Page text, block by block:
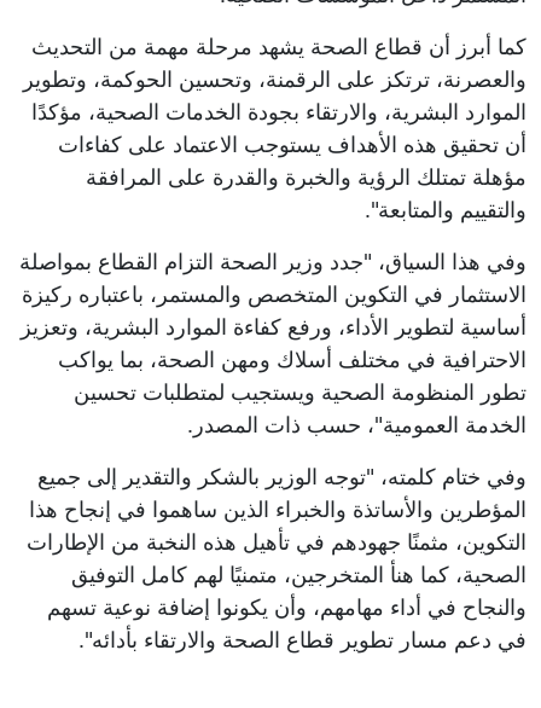
كما أبرز أن قطاع الصحة يشهد مرحلة مهمة من التحديث
والعصرنة، ترتكز على الرقمنة، وتحسين الحوكمة، وتطوير
الموارد البشرية، والارتقاء بجودة الخدمات الصحية، مؤكدًا
أن تحقيق هذه الأهداف يستوجب الاعتماد على كفاءات
مؤهلة تمتلك الرؤية والخبرة والقدرة على المرافقة
والتقييم والمتابعة".
وفي هذا السياق، "جدد وزير الصحة التزام القطاع بمواصلة
الاستثمار في التكوين المتخصص والمستمر، باعتباره ركيزة
أساسية لتطوير الأداء، ورفع كفاءة الموارد البشرية، وتعزيز
الاحترافية في مختلف أسلاك ومهن الصحة، بما يواكب
تطور المنظومة الصحية ويستجيب لمتطلبات تحسين
الخدمة العمومية"، حسب ذات المصدر.
وفي ختام كلمته، "توجه الوزير بالشكر والتقدير إلى جميع
المؤطرين والأساتذة والخبراء الذين ساهموا في إنجاح هذا
التكوين، مثمنًا جهودهم في تأهيل هذه النخبة من الإطارات
الصحية، كما هنأ المتخرجين، متمنيًا لهم كامل التوفيق
والنجاح في أداء مهامهم، وأن يكونوا إضافة نوعية تسهم
في دعم مسار تطوير قطاع الصحة والارتقاء بأدائه".